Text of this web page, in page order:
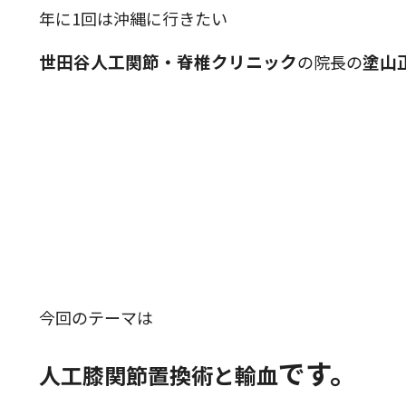
年に1回は沖縄に行きたい
世田谷人工関節・脊椎クリニックの院長の塗山
今回のテーマは
人工膝関節置換術と輸血です。